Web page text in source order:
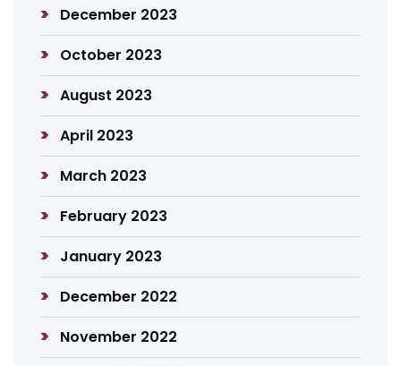
December 2023
October 2023
August 2023
April 2023
March 2023
February 2023
January 2023
December 2022
November 2022